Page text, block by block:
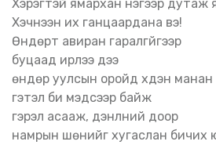
Хэрэгтэй ямархан нэгээр дутаж
Хэчнээн их ганцаардана вэ!
Өндөрт авиран гаралгүйгээр
буцаад ирлээ дээ
өндөр уулсын оройд хүдэн
гэтэл би мэдсээр байж
гэрэл асааж, дэнлүүний доор
намрын шөнийг хугаслан бичих